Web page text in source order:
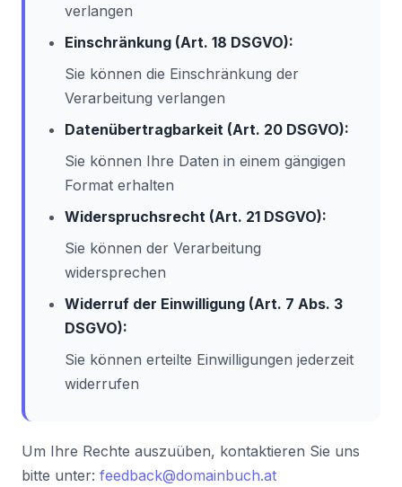
verlangen
Einschränkung (Art. 18 DSGVO):
Sie können die Einschränkung der
Verarbeitung verlangen
Datenübertragbarkeit (Art. 20 DSGVO):
Sie können Ihre Daten in einem gängigen
Format erhalten
Widerspruchsrecht (Art. 21 DSGVO):
Sie können der Verarbeitung
widersprechen
Widerruf der Einwilligung (Art. 7 Abs. 3
DSGVO):
Sie können erteilte Einwilligungen jederzeit
widerrufen
Um Ihre Rechte auszuüben, kontaktieren Sie uns
bitte unter: feedback@domainbuch.at